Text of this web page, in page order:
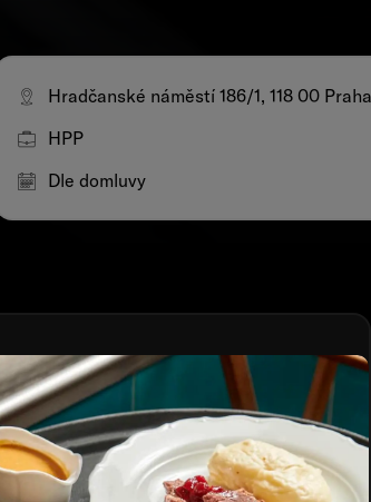
Hradčanské náměstí 186/1, 118 00
HPP
Dle domluvy